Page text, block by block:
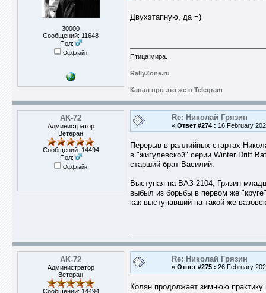
30000
Сообщений: 11648
Пол:
Оффлайн
Двухэтапную, да =)
Птица мира.
RallyZone.ru
Канал про это же в Telegram
AK-72
Администратор
Ветеран
Сообщений: 14494
Пол:
Оффлайн
Re: Николай Грязин
« Ответ #274 : 16 February
Перерыв в раллийных стартах
в "жигулевской" серии Winter Drift
старший брат Василий.
Выступая на ВАЗ-2104, Грязин-
выбыл из борьбы в первом же
как выступавший на такой же
AK-72
Администратор
Ветеран
Сообщений: 14494
Re: Николай Грязин
« Ответ #275 : 26 February
Колян продолжает зимнюю